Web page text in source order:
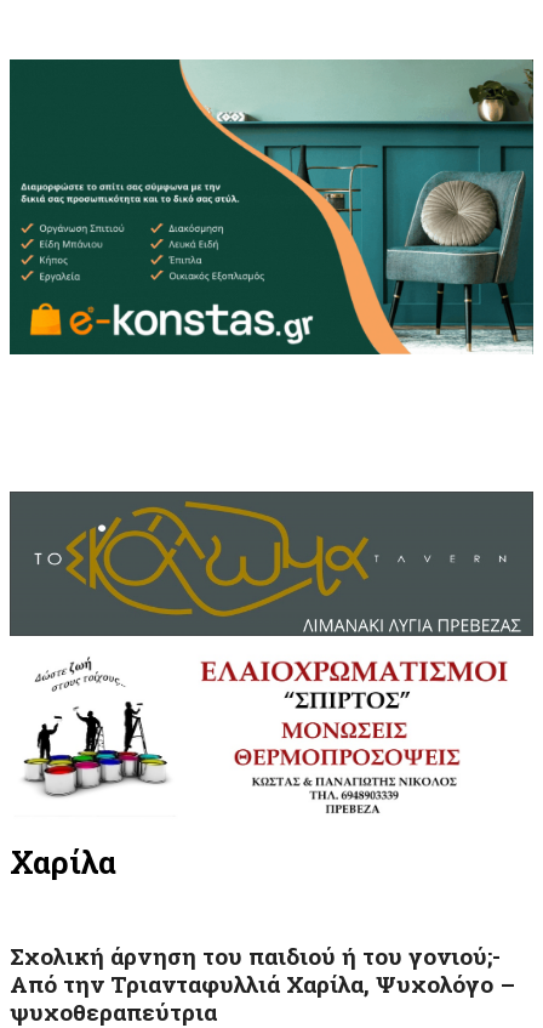
Χαρίλα
Σχολική άρνηση του παιδιού ή του γονιού;-
Από την Τριανταφυλλιά Χαρίλα, Ψυχολόγο –
ψυχοθεραπεύτρια